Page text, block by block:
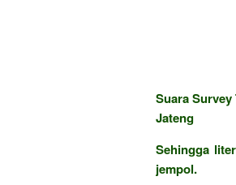
Suara
Jateng
Sehingga
jempol.